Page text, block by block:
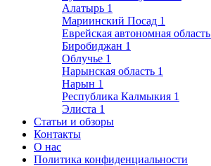
Алатырь 1
Мариинский Посад 1
Еврейская автономная область
Биробиджан 1
Облучье 1
Нарынская область 1
Нарын 1
Республика Калмыкия 1
Элиста 1
Статьи и обзоры
Контакты
О нас
Политика конфиденциальности